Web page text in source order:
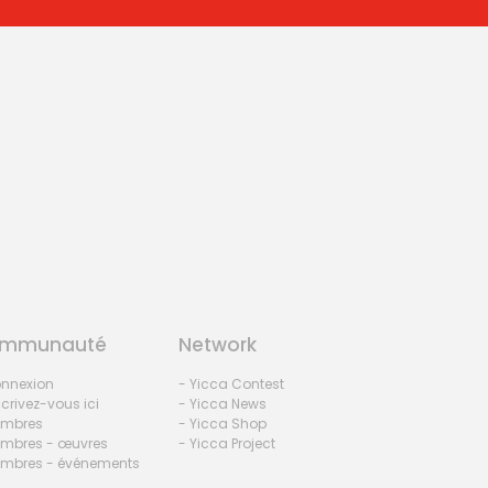
vous ici
- œuvres
- événements
Network
- Yicca Contest
- Yicca News
- Yicca Shop
- Yicca Project